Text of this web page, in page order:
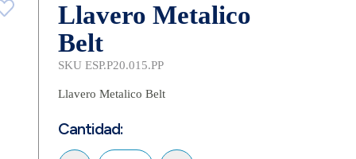
Llavero Metalico
Belt
SKU ESP.P20.015.PP
Llavero Metalico Belt
Cantidad: